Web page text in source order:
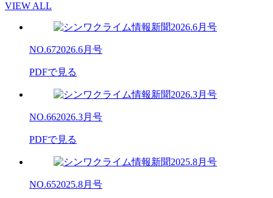
VIEW ALL
NO.672026.6月号
PDFで見る
NO.662026.3月号
PDFで見る
NO.652025.8月号